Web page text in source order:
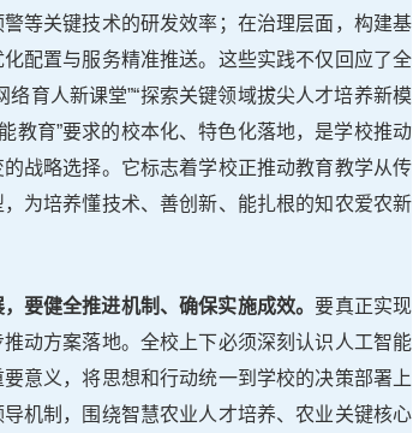
等关键技术的研发效率；在治理层面，构建基
配置与服务精准推送。这些实践不仅回应了全
育人新课堂”“探索关键领域拔尖人才培养新模
教育”要求的校本化、特色化落地，是学校推动
战略选择。它标志着学校正推动教育教学从传
为培养懂技术、善创新、能扎根的知农爱农新
要健全推进机制、确保实施成效。要真正实现
动方案落地。全校上下必须深刻认识人工智能
意义，将思想和行动统一到学校的决策部署上
机制，围绕智慧农业人才培养、农业关键核心